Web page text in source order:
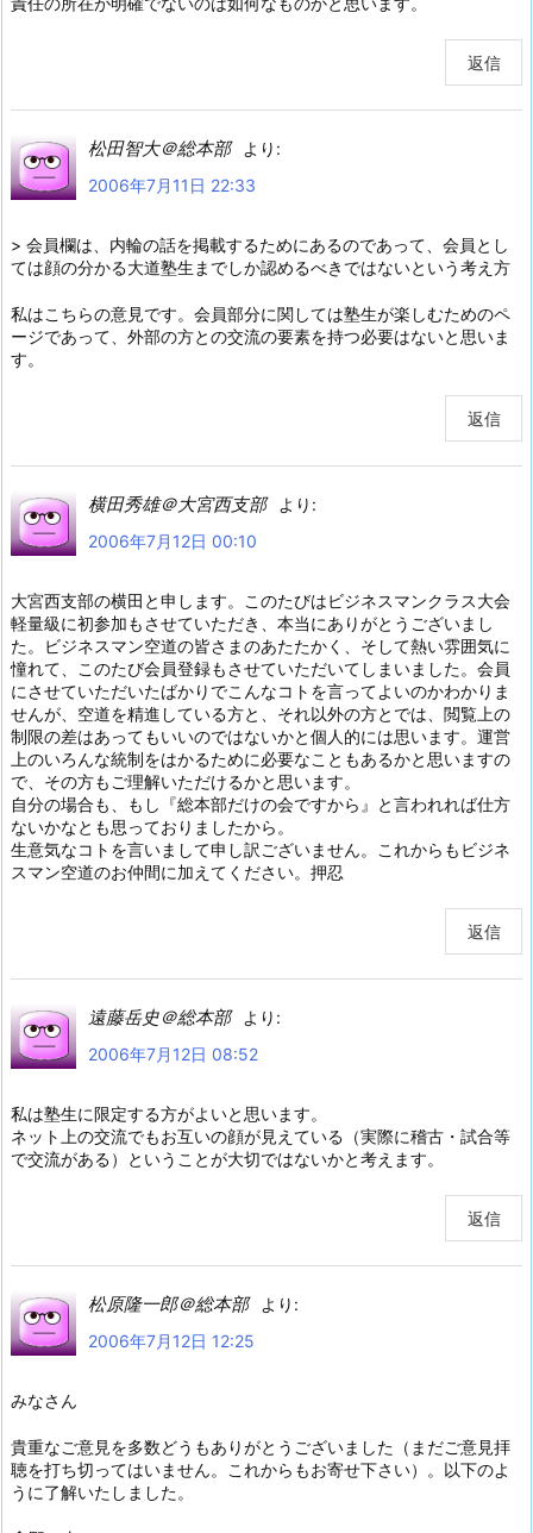
返信
松田智大＠総本部
より:
2006年7月11日 22:33
> 会員欄は、内輪の話を掲載するためにあるのであって、会員とし
ては顔の分かる大道塾生までしか認めるべきではないという考え方
私はこちらの意見です。会員部分に関しては塾生が楽しむためのペ
ージであって、外部の方との交流の要素を持つ必要はないと思いま
す。
返信
横田秀雄＠大宮西支部
より:
2006年7月12日 00:10
大宮西支部の横田と申します。このたびはビジネスマンクラス大会
軽量級に初参加もさせていただき、本当にありがとうございまし
た。ビジネスマン空道の皆さまのあたたかく、そして熱い雰囲気に
憧れて、このたび会員登録もさせていただいてしまいました。会員
にさせていただいたばかりでこんなコトを言ってよいのかわかりま
せんが、空道を精進している方と、それ以外の方とでは、閲覧上の
制限の差はあってもいいのではないかと個人的には思います。運営
上のいろんな統制をはかるために必要なこともあるかと思いますの
で、その方もご理解いただけるかと思います。
自分の場合も、もし『総本部だけの会ですから』と言われれば仕方
ないかなとも思っておりましたから。
生意気なコトを言いまして申し訳ございません。これからもビジネ
スマン空道のお仲間に加えてください。押忍
返信
遠藤岳史＠総本部
より:
2006年7月12日 08:52
私は塾生に限定する方がよいと思います。
ネット上の交流でもお互いの顔が見えている（実際に稽古・試合等
で交流がある）ということが大切ではないかと考えます。
返信
松原隆一郎＠総本部
より:
2006年7月12日 12:25
みなさん
貴重なご意見を多数どうもありがとうございました（まだご意見拝
聴を打ち切ってはいません。これからもお寄せ下さい）。以下のよ
うに了解いたしました。